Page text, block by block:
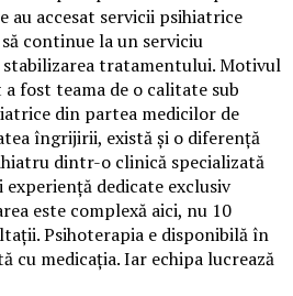
au accesat servicii psihiatrice
continue la un serviciu
stabilizarea tratamentului. Motivul
fost teama de o calitate sub
din partea medicilor de
îngrijirii, există și o diferență
dintr-o clinică specializată
dedicate exclusiv
este complexă aici, nu 10
Psihoterapia e disponibilă în
cu medicația. Iar echipa lucrează